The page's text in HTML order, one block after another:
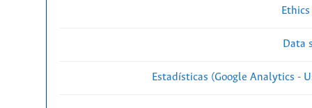
Data
Estadísticas (Google Analytics -